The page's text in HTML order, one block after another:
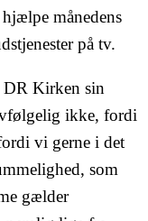
månedens
på tv.
Kirken sin
ikke, fordi
vi gerne i det
som
gælder